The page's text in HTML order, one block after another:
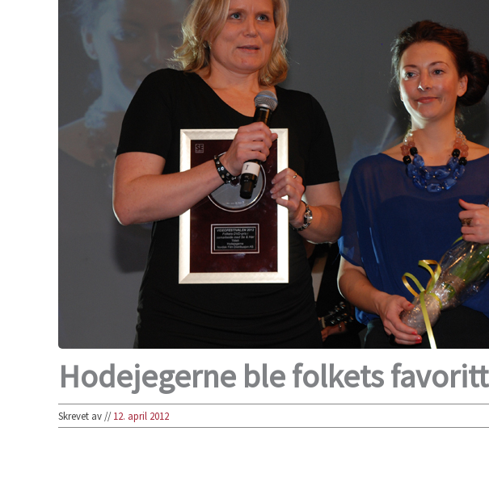
Hodejegerne ble folkets favoritt
Skrevet av //12. april 2012